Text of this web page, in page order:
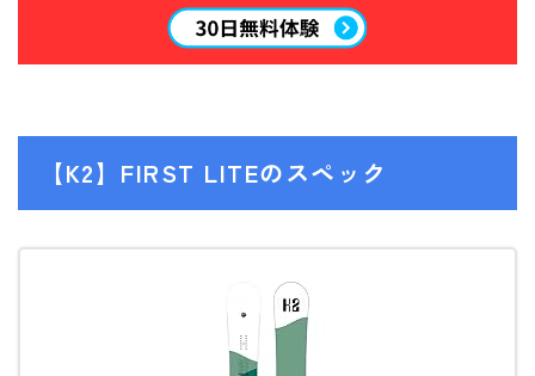
686
AIRBLASTER
AA HARDWEAR
【K2】FIRST LITEのスペック